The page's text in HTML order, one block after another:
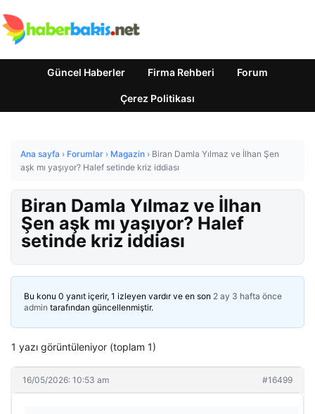
Güncel Haberler Firma Rehberi Forum
Çerez Politikası
Ana sayfa › Forumlar › Magazin › Biran Damla Yılmaz ve İlhan Şen
aşk mı yaşıyor? Halef setinde kriz iddiası
Biran Damla Yılmaz ve İlhan
Şen aşk mı yaşıyor? Halef
setinde kriz iddiası
Bu konu 0 yanıt içerir, 1 izleyen vardır ve en son 2 ay 3 hafta önce
admin tarafından güncellenmiştir.
1 yazı görüntüleniyor (toplam 1)
16/05/2026: 10:53 am #16499